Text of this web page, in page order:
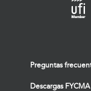
Preguntas
Descargas FYCMA